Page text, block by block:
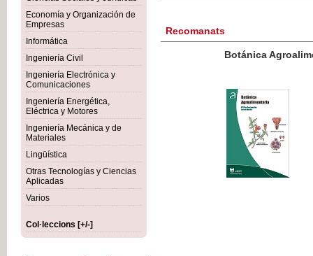
Economía y Organización de
Empresas
Informática
Ingeniería Civil
Ingeniería Electrónica y
Comunicaciones
Ingeniería Energética,
Eléctrica y Motores
Ingeniería Mecánica y de
Materiales
Lingüística
Otras Tecnologías y Ciencias
Aplicadas
Varios
Col·leccions [+/-]
Recomanats
Botánica Agroalimentaria